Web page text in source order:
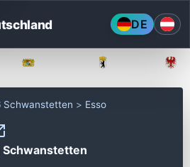
DE
Schwanstetten Esso
Schwanstetten